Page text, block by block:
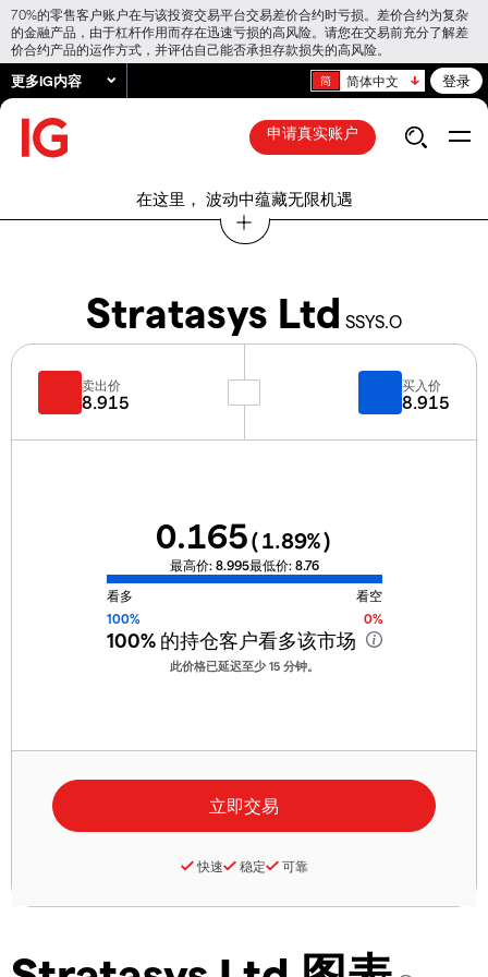
70%的零售客户账户在与该投资交易平台交易差价合约时亏损。差价合约为复杂
的金融产品，由于杠杆作用而存在迅速亏损的高风险。请您在交易前充分了解差
价合约产品的运作方式，并评估自己能否承担存款损失的高风险。
更多IG内容 简体中文 登录
申请真实账户
在这里， 波动中蕴藏无限机遇
Stratasys Ltd SSYS.O
卖出价
8.915
买入价
8.915
0.165(1.89%)
最高价: 8.995最低价: 8.76
看多
看空
100%
0%
100%的持仓客户看多该市场
此价格已延迟至少 15 分钟。
快速 稳定 可靠